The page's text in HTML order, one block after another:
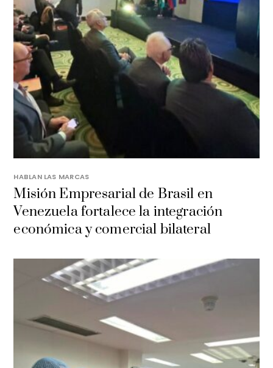
HABLAN LAS MARCAS
Misión Empresarial de Brasil en
Venezuela fortalece la integración
económica y comercial bilateral